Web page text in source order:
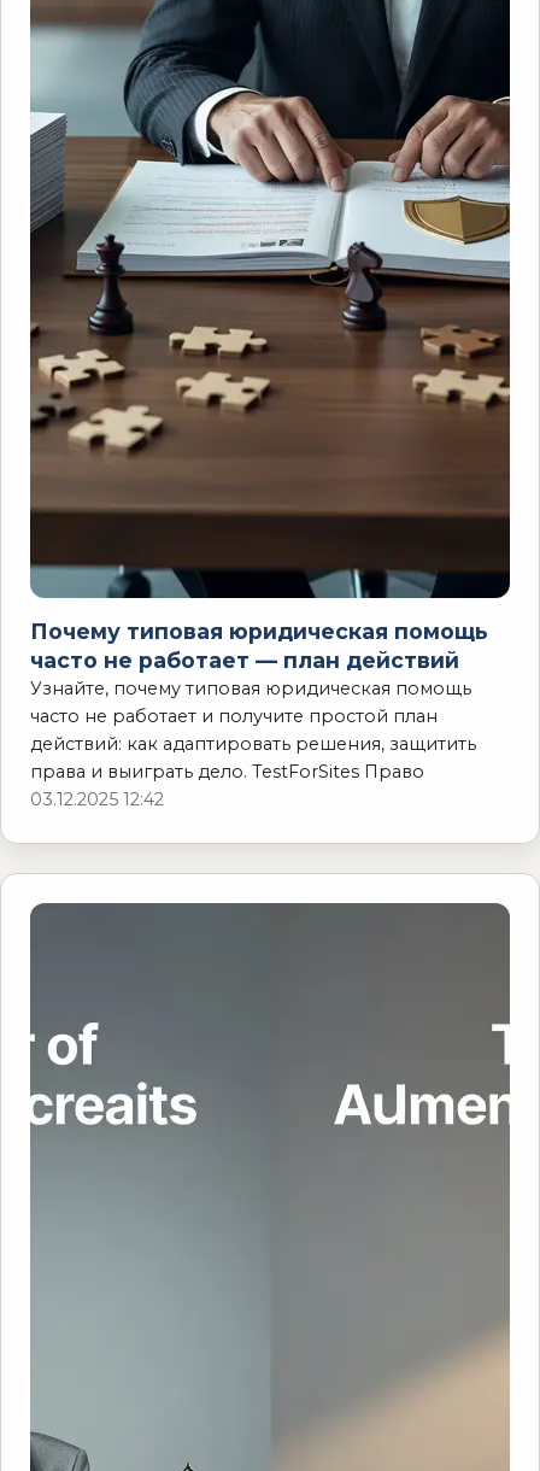
Почему типовая юридическая помощь
часто не работает — план действий
Узнайте, почему типовая юридическая помощь
часто не работает и получите простой план
действий: как адаптировать решения, защитить
права и выиграть дело. TestForSites Право
03.12.2025 12:42